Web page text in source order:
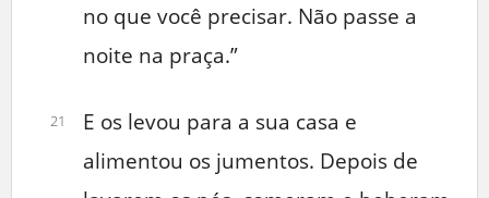
no que você precisar. Não passe a
noite na praça.”
21
E os levou para a sua casa e
alimentou os jumentos. Depois de